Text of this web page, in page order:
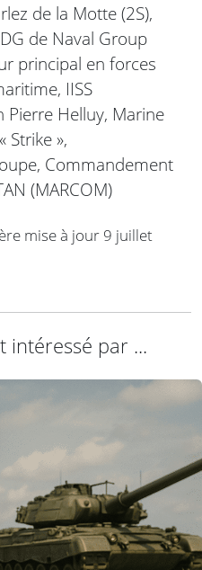
de la Motte (2S),
de Naval Group
principal en forces
IISS
Pierre Helluy, Marine
Strike »,
Commandement
(MARCOM)
mise à jour 9 juillet
intéressé par ...